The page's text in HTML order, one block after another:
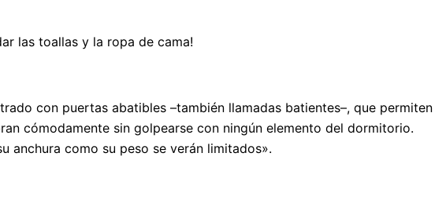
las toallas y la ropa de cama!
con puertas abatibles –también llamadas batientes–, que permiten
cómodamente sin golpearse con ningún elemento del dormitorio.
anchura como su peso se verán limitados».